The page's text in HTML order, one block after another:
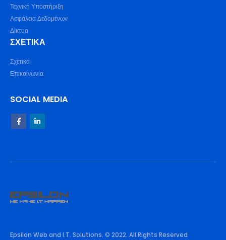
Τεχνική Υποστήριξη
Ασφάλεια Δεδομένων
Δίκτυα
ΣΧΕΤΙΚΆ
Σχετικά
Επικοινωνία
SOCIAL MEDIA
Epsilon Web and I.T. Solutions. © 2022. All Rights Reserved